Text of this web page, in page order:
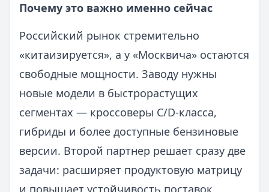
Почему это важно именно сейчас
Российский рынок стремительно
«китаизируется», а у «Москвича» остаются
свободные мощности. Заводу нужны
новые модели в быстрорастущих
сегментах — кроссоверы C/D-класса,
гибриды и более доступные бензиновые
версии. Второй партнер решает сразу две
задачи: расширяет продуктовую матрицу
и повышает устойчивость поставок